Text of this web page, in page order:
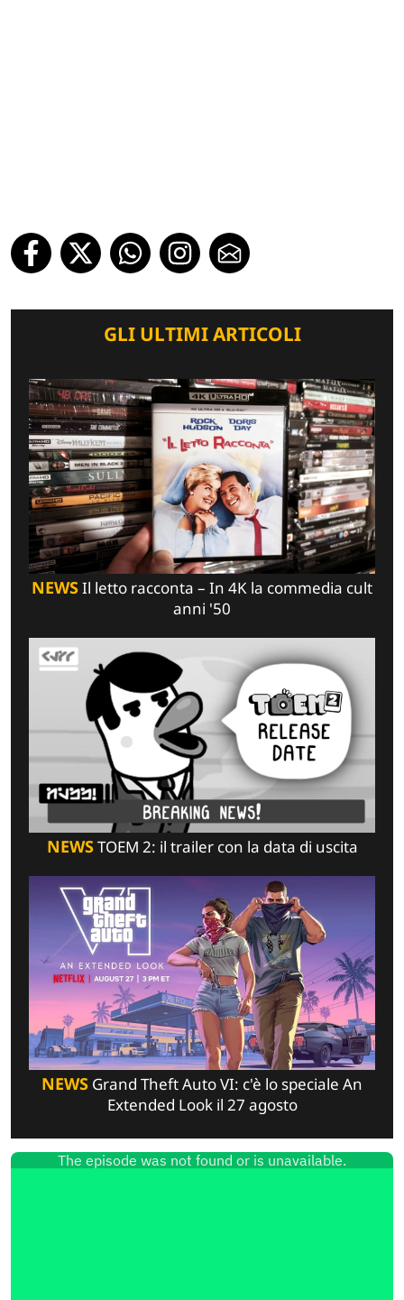
GLI ULTIMI ARTICOLI
NEWSIl letto racconta – In 4K la commedia cult
anni '50
NEWSTOEM 2: il trailer con la data di uscita
NEWS Grand Theft Auto VI: c'è lo speciale An
Extended Look il 27 agosto